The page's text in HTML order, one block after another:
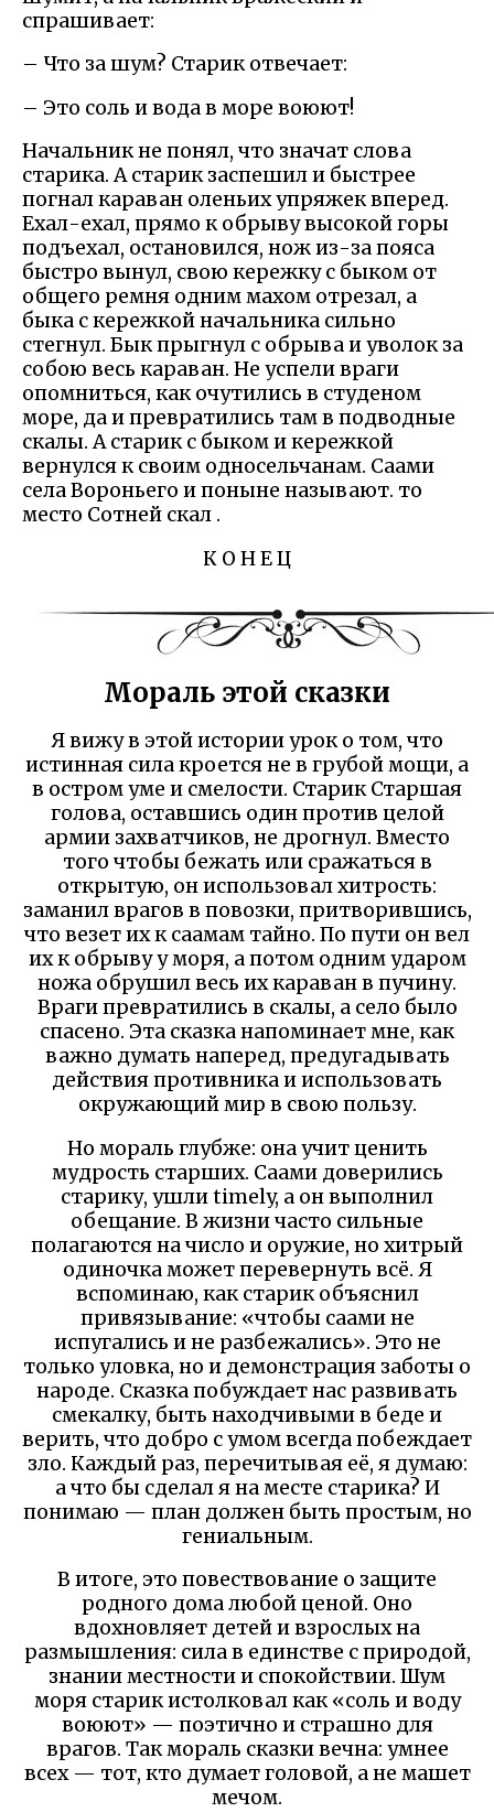
спрашивает:
– Что за шум? Старик отвечает:
– Это соль и вода в море воюют!
Начальник не понял, что значат слова
старика. А старик заспешил и быстрее
погнал караван оленьих упряжек вперед.
Ехал-ехал, прямо к обрыву высокой горы
подъехал, остановился, нож из-за пояса
быстро вынул, свою кережку с быком от
общего ремня одним махом отрезал, а
быка с кережкой начальника сильно
стегнул. Бык прыгнул с обрыва и уволок за
собою весь караван. Не успели враги
опомниться, как очутились в студеном
море, да и превратились там в подводные
скалы. А старик с быком и кережкой
вернулся к своим односельчанам. Саами
села Вороньего и поныне называют. то
место Сотней скал .
К О Н Е Ц
Мораль этой сказки
Я вижу в этой истории урок о том, что
истинная сила кроется не в грубой мощи, а
в остром уме и смелости. Старик Старшая
голова, оставшись один против целой
армии захватчиков, не дрогнул. Вместо
того чтобы бежать или сражаться в
открытую, он использовал хитрость:
заманил врагов в повозки, притворившись,
что везет их к саамам тайно. По пути он вел
их к обрыву у моря, а потом одним ударом
ножа обрушил весь их караван в пучину.
Враги превратились в скалы, а село было
спасено. Эта сказка напоминает мне, как
важно думать наперед, предугадывать
действия противника и использовать
окружающий мир в свою пользу.
Но мораль глубже: она учит ценить
мудрость старших. Саами доверились
старику, ушли timely, а он выполнил
обещание. В жизни часто сильные
полагаются на число и оружие, но хитрый
одиночка может перевернуть всё. Я
вспоминаю, как старик объяснил
привязывание: «чтобы саами не
испугались и не разбежались». Это не
только уловка, но и демонстрация заботы о
народе. Сказка побуждает нас развивать
смекалку, быть находчивыми в беде и
верить, что добро с умом всегда побеждает
зло. Каждый раз, перечитывая её, я думаю:
а что бы сделал я на месте старика? И
понимаю — план должен быть простым, но
гениальным.
В итоге, это повествование о защите
родного дома любой ценой. Оно
вдохновляет детей и взрослых на
размышления: сила в единстве с природой,
знании местности и спокойствии. Шум
моря старик истолковал как «соль и воду
воюют» — поэтично и страшно для
врагов. Так мораль сказки вечна: умнее
всех — тот, кто думает головой, а не машет
мечом.